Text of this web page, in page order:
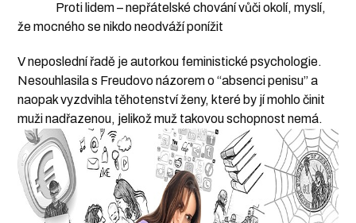
Proti lidem – nepřátelské chování vůči okolí, myslí,
že mocného se nikdo neodváží ponížit
V neposlední řadě je autorkou feministické psychologie.
Nesouhlasila s Freudovo názorem o “absenci penisu” a
naopak vyzdvihla těhotenství ženy, které by jí mohlo činit
muži nadřazenou, jelikož muž takovou schopnost nemá.